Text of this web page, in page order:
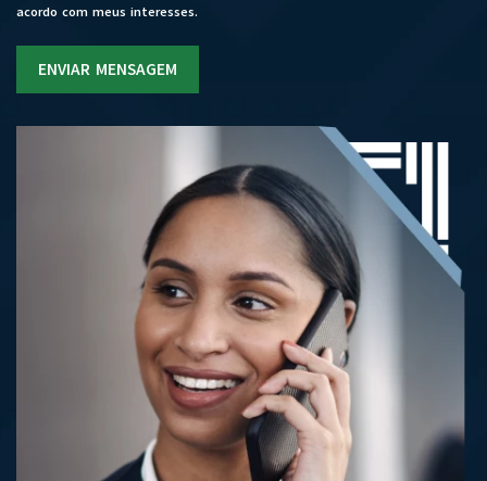
acordo com meus interesses.
ENVIAR MENSAGEM